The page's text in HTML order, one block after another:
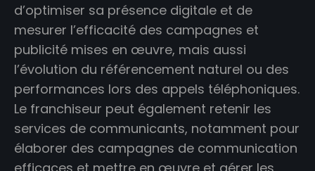
d’optimiser sa présence digitale et de
mesurer l’efficacité des campagnes et
publicité mises en œuvre, mais aussi
l’évolution du référencement naturel ou des
performances lors des appels téléphoniques.
Le franchiseur peut également retenir les
services de communicants, notamment pour
élaborer des campagnes de communication